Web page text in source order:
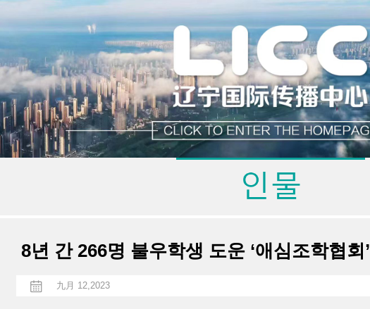
8년 간 266명 불우학생 도운 ‘애심조학협회’
九月 12,2023